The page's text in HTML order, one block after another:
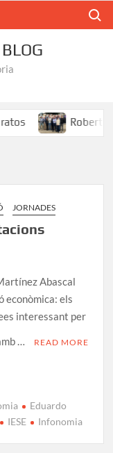
Roberto
JORNADES
Abascal
econòmica: els
interessant per
…
READ MORE
Eduardo
IESE Infonomia